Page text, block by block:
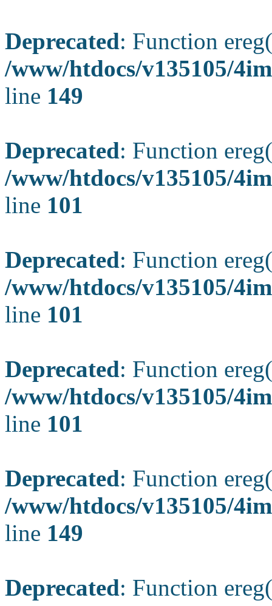
Deprecated: Function
/www/htdocs/v135105/
line 149
Deprecated: Function
/www/htdocs/v135105/
line 101
Deprecated: Function
/www/htdocs/v135105/
line 101
Deprecated: Function
/www/htdocs/v135105/
line 101
Deprecated: Function
/www/htdocs/v135105/
line 149
Deprecated: Function